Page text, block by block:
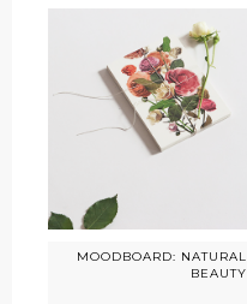
MOODBOARD: NATURAL
BEAUTY